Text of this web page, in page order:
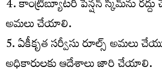
4. కాంట్రిబ్యూటరీ పెన్షన్‌ స్కీమ్‌ను
అమలు చేయాలి.
5. ఏకీకృత సర్వీసు రూల్స్ అమలు